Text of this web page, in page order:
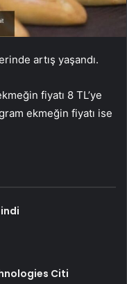
artış yaşandı.
fiyatı 8 TL’ye
ekmeğin fiyatı ise
Citi